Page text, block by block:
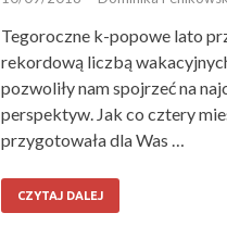
Tegoroczne k-popowe lato
rekordową liczbą
pozwoliły nam spojrzeć na
perspektyw. Jak co cztery
przygotowała dla Was …
CZYTAJ DALEJ